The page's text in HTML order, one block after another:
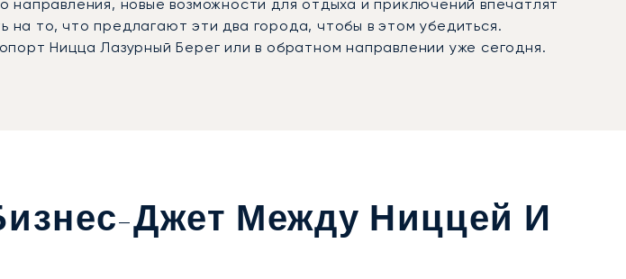
новые возможности для отдыха и приключений впечатлят
то, что предлагают эти два города, чтобы в этом убедиться.
Ницца Лазурный Берег или в обратном направлении уже сегодня.
Джет Между Ниццей И